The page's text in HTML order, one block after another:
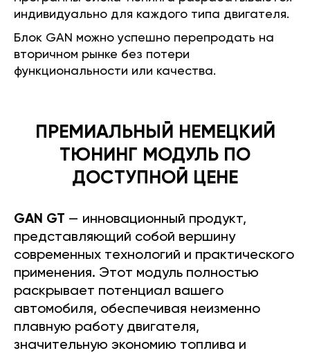
индивидуально для каждого типа двигателя.
Блок GAN можно успешно перепродать на
вторичном рынке без потери
функциональности или качества.
ПРЕМИАЛЬНЫЙ НЕМЕЦКИЙ
ТЮНИНГ МОДУЛЬ ПО
ДОСТУПНОЙ ЦЕНЕ
GAN GT — инновационный продукт,
представляющий собой вершину
современных технологий и практического
применения. Этот модуль полностью
раскрывает потенциал вашего
автомобиля, обеспечивая неизменно
плавную работу двигателя,
значительную экономию топлива и